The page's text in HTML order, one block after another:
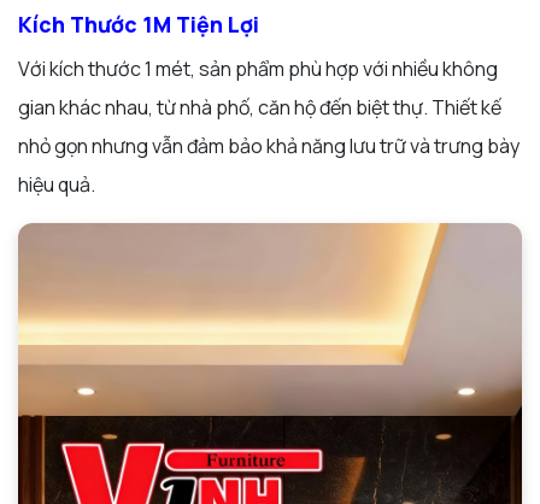
Kích Thước 1M Tiện Lợi
Với kích thước 1 mét, sản phẩm phù hợp với nhiều không
gian khác nhau, từ nhà phố, căn hộ đến biệt thự. Thiết kế
nhỏ gọn nhưng vẫn đảm bảo khả năng lưu trữ và trưng bày
hiệu quả.